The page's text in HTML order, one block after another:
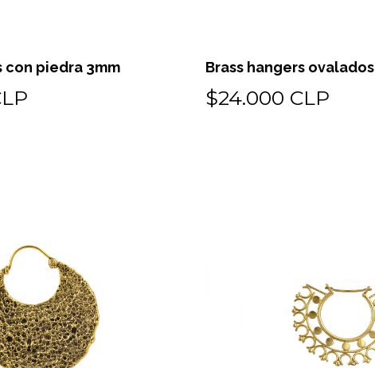
con piedra 3mm Brass hangers ovalados
$24.000 CLP